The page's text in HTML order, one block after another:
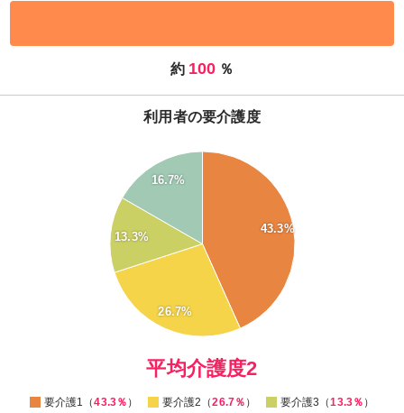
約 100 ％
利用者の要介護度
43.3%
26.7%
13.3%
16.7%
0
平均介護度2
要介護1（43.3％ ） 要介護2（26.7％ ） 要介護3（13.3％ ）